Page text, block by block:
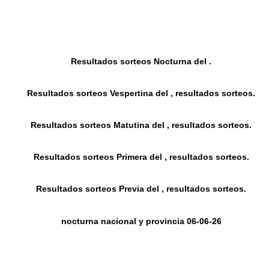
Resultados sorteos Nocturna del .
Resultados sorteos Vespertina del , resultados sorteos.
Resultados sorteos Matutina del , resultados sorteos.
Resultados sorteos Primera del , resultados sorteos.
Resultados sorteos Previa del , resultados sorteos.
nocturna nacional y provincia 06-06-26